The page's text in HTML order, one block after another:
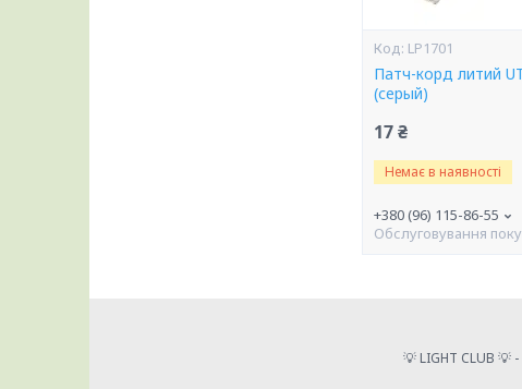
LP1701
Патч-корд литий
(серый)
17 ₴
Немає в наявності
+380 (96) 115-86-55
Обслуговування